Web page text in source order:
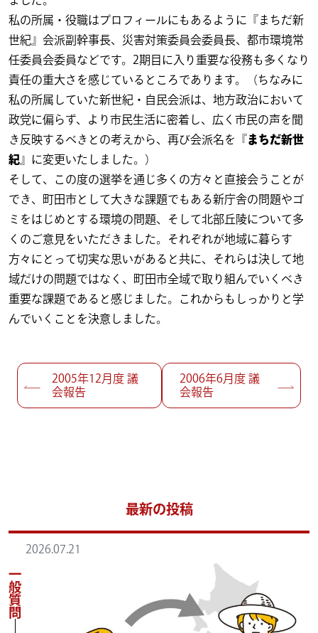
私の所属・役職はプロフィールにもあるように『まちだ新
世紀』会派副幹事長、災害対策委員会委員長、都市環境常
任委員会委員などです。2期目に入り重要な役務も多くなり
責任の重大さを感じているところであります。（ちなみに
私の所属していた新世紀・自民会派は、地方政治において
政党に偏らず、より市民生活に密着し、広く市民の声を聞
き反映するべきとの考えから、再び会派名を『まちだ新世
紀』に変更いたしました。）
そして、この度の選挙を通じ多くの方々と直接会うことが
でき、町田市として大きな課題でもある新庁舎の問題やゴ
ミをはじめとする環境の問題、そして北部丘陵について多
くのご意見をいただきました。それぞれが地域に暮らす
方々にとって切実な思いがあると共に、それらは決して地
域だけの問題ではなく、町田市全域で取り組んでいくべき
重要な課題であると感じました。これからもしっかりと学
んでいくことを決意しました。
投稿ナビゲーション
2005年12月度 議
会報告
2006年6月度 議
会報告
最新の投稿
2026.07.21
一般質問